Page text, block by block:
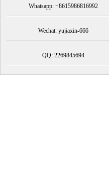
Whatsapp: +8615986816992
Wechat: yujiaxin-666
QQ: 2269845694